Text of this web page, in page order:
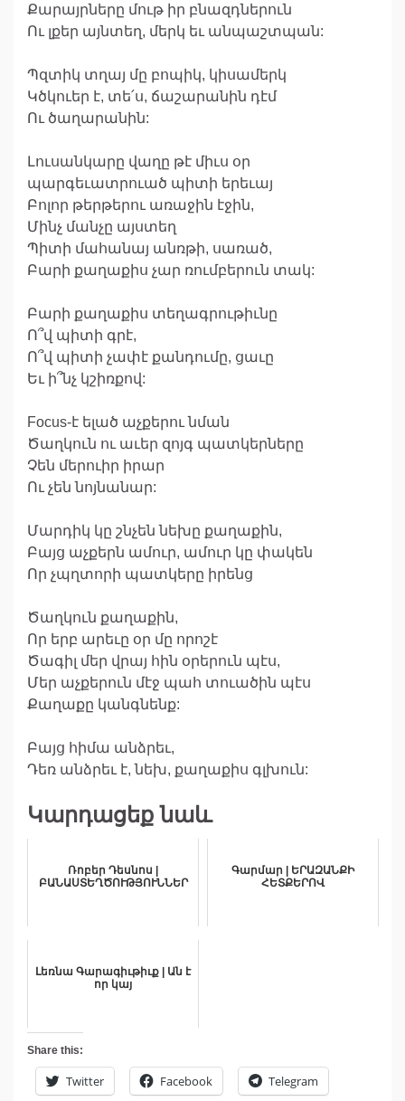
Քարայրները մութ իր բնազդներուն
Ու լքեր այնտեղ, մերկ եւ անպաշտպան:
Պզտիկ տղայ մը բոպիկ, կիսամերկ
Կծկուեր է, տե՛ս, ճաշարանին դէմ
Ու ծաղարանին:
Լուսանկարը վաղը թէ միւս օր
պարգեւատրուած պիտի երեւայ
Բոլոր թերթերու առաջին էջին,
Մինչ մանչը այստեղ
Պիտի մահանայ անռթի, սառած,
Բարի քաղաքիս չար ռումբերուն տակ:
Բարի քաղաքիս տեղագրութիւնը
Ո՞վ պիտի գրէ,
Ո՞վ պիտի չափէ քանդումը, ցաւը
Եւ ի՞նչ կշիռքով:
Focus-է ելած աչքերու նման
Ծաղկուն ու աւեր զոյգ պատկերները
Չեն մերուիր իրար
Ու չեն նոյնանար:
Մարդիկ կը շնչեն նեխը քաղաքին,
Բայց աչքերն ամուր, ամուր կը փակեն
Որ չպղտորի պատկերը իրենց
Ծաղկուն քաղաքին,
Որ երբ արեւը օր մը որոշէ
Ծագիլ մեր վրայ հին օրերուն պէս,
Մեր աչքերուն մէջ պահ տուածին պէս
Քաղաքը կանգնենք:
Բայց հիմա անձրեւ,
Դեռ անձրեւ է, նեխ, քաղաքիս գլխուն:
Կարդացեք նաև
Ռոբեր Դեսնոս |
ԲԱՆԱՍՏԵՂԾՈՒԹՅՈՒՆՆԵՐ
Գարմար | ԵՐԱԶԱՆՔԻ
ՀԵՏՔԵՐՈՎ
Լեռնա Գարագիւթիւք | Ան է
որ կայ
Share this:
Twitter Facebook Telegram